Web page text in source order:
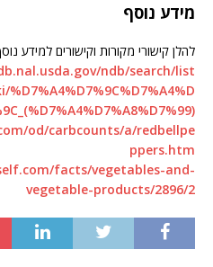
מידע נוסף
להלן קישורי מקורות וקישורים למידע
ndb/search/list
od/carbcounts/a/redbellpe
ppers.htm
facts/vegetables-and-
vegetable-products/2896/2